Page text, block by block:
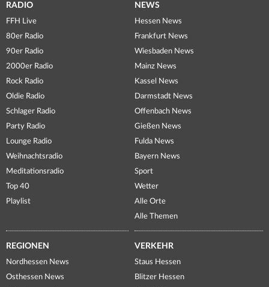
RADIO
FFH Live
80er Radio
90er Radio
2000er Radio
Rock Radio
Oldie Radio
Schlager Radio
Party Radio
Lounge Radio
Weihnachtsradio
Meditationsradio
Top 40
Playlist
NEWS
Hessen News
Frankfurt News
Wiesbaden News
Mainz News
Kassel News
Darmstadt News
Offenbach News
Gießen News
Fulda News
Bayern News
Sport
Wetter
Alle Orte
Alle Themen
REGIONEN
Nordhessen News
Osthessen News
VERKEHR
Staus Hessen
Blitzer Hessen